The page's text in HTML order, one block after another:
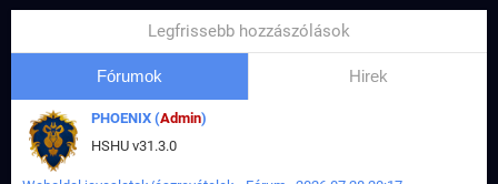
Legfrissebb hozzászólások
Fórumok Hirek
PHOENIX (Admin)
HSHU v31.3.0